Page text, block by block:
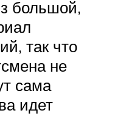
большой,
так что
не
сама
идет